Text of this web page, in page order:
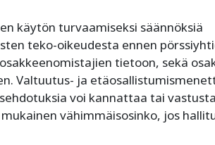
käytön turvaamiseksi säännöksiä
teko-oikeudesta ennen
tietoon, sekä
Valtuutus- ja
voi kannattaa tai
vähimmäisosinko, jos